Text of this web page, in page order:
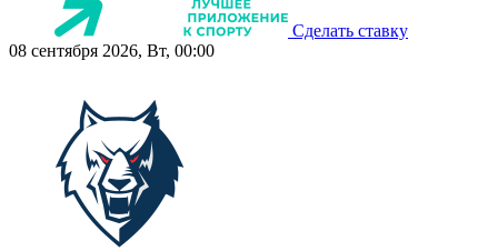
Сделать ставку
08 сентября 2026, Вт, 00:00